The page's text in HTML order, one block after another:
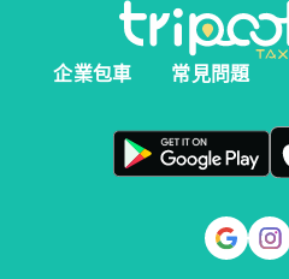
企業包車 常見問題